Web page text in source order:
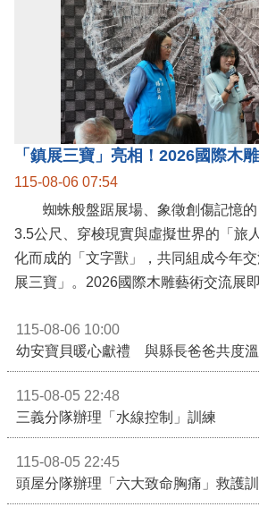
115-08-06 07:54
蜘蛛般盤踞展場、象徵創傷記憶的
3.5公尺、穿梭現實與虛擬世界的「旅
化而成的「文字獸」，共同組成今年
115-08-06 10:00
幼安寶貝暖心獻禮 與縣長爸爸共度
115-08-05 22:48
三義分隊辦理「水線控制」訓練
115-08-05 22:45